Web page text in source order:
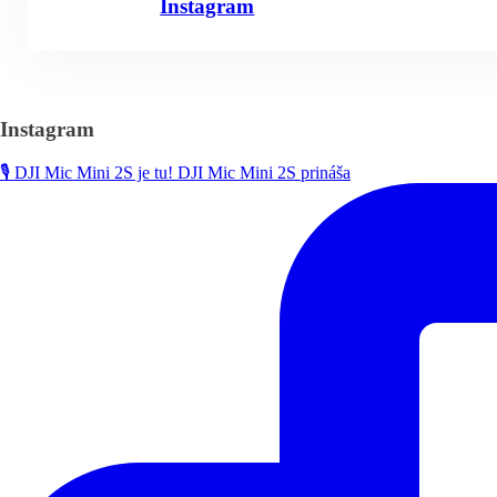
Instagram
Instagram
🎙️ DJI Mic Mini 2S je tu! DJI Mic Mini 2S prináša